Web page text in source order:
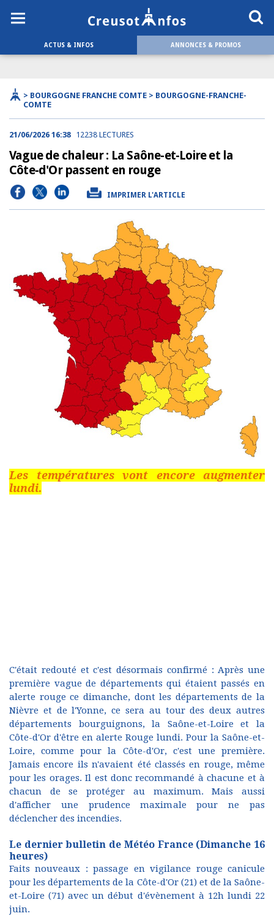
ACTUS & INFOS ANNONCES & PROMOS
> BOURGOGNE FRANCHE COMTE > BOURGOGNE-FRANCHE-
COMTE
21/06/2026 16:38 12238 LECTURES
Vague de chaleur : La Saône-et-Loire et la
Côte-d'Or passent en rouge
IMPRIMER L'ARTICLE
Les températures vont encore augmenter
lundi.
C'était redouté et c'est désormais confirmé : Après une
première vague de départements qui étaient passés en
alerte rouge ce dimanche, dont les départements de la
Nièvre et de l'Yonne, ce sera au tour des deux autres
départements bourguignons, la Saône-et-Loire et la
Côte-d'Or d'être en alerte Rouge lundi. Pour la Saône-et-
Loire, comme pour la Côte-d'Or, c'est une première.
Jamais encore ils n'avaient été classés en rouge, même
pour les orages. Il est donc recommandé à chacune et à
chacun de se protéger au maximum. Mais aussi
d'afficher une prudence maximale pour ne pas
déclencher des incendies.
Le dernier bulletin de Météo France (Dimanche 16
heures)
Faits nouveaux : passage en vigilance rouge canicule
pour les départements de la Côte-d'Or (21) et de la Saône-
et-Loire (71) avec un début d'évènement à 12h lundi 22
juin.